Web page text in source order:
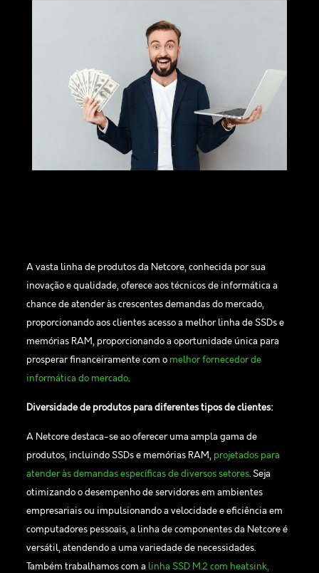
A vasta linha de produtos da Netcore, conhecida por sua
inovação e qualidade, oferece aos técnicos de informática a
chance de atender às crescentes demandas do mercado,
proporcionando aos clientes acesso a melhor linha de SSDs e
memórias RAM, proporcionando a oportunidade única para
prosperar financeiramente com o melhor fornecedor de
informática do mercado.
Diversidade de produtos para diferentes tipos de clientes:
A Netcore destaca-se ao oferecer uma ampla gama de
produtos, incluindo SSDs e memórias RAM, projetados para
atender às demandas específicas de diversos setores. Seja
otimizando o desempenho de servidores em ambientes
empresariais ou impulsionando a velocidade e eficiência em
computadores pessoais, a linha de componentes da Netcore é
versátil, atendendo a uma variedade de necessidades.
Também trabalhamos com a linha SSD M.2 com heatsink,